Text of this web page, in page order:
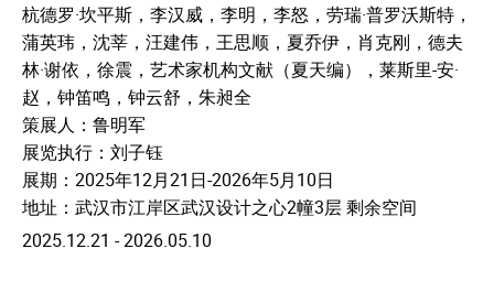
杭德罗·坎平斯，李汉威，李明，李怒，劳瑞·普罗沃斯特，
蒲英玮，沈莘，汪建伟，王思顺，夏乔伊，肖克刚，德夫
林·谢依，徐震，艺术家机构文献（夏天编），莱斯里-安·
赵，钟笛鸣，钟云舒，朱昶全
策展人：鲁明军
展览执行：刘子钰
展期：2025年12月21日-2026年5月10日
地址：武汉市江岸区武汉设计之心2幢3层 剩余空间
2025.12.21 - 2026.05.10